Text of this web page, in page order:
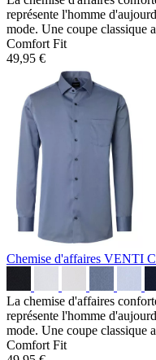
représente l'homme
mode. Une coupe classique
Comfort Fit
49,95 €
Chemise d'affaires VENTI
La chemise d'affaires
représente l'homme
mode. Une coupe classique
Comfort Fit